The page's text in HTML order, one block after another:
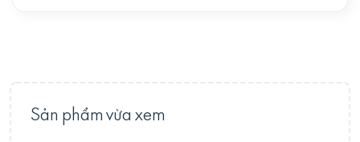
Sản phẩm vừa xem